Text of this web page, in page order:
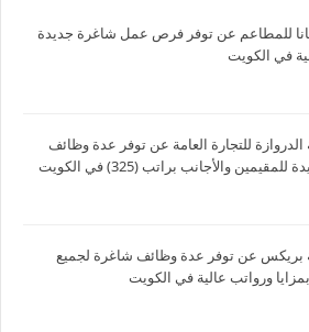
للمطاعم عن توفر فرص عمل شاغرة جديدة
في الكويت
للتجارة العامة عن توفر عدة وظائف
والأجانب براتب (325) في الكويت
بريكس عن توفر عدة وظائف شاغرة لجميع
ورواتب عالية في الكويت